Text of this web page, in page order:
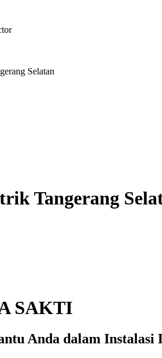
Selatan
Tangerang
SAKTI
Anda dalam Instalasi